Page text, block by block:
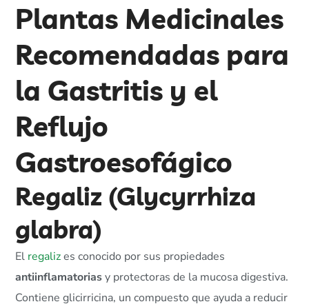
Plantas Medicinales
Recomendadas para
la Gastritis y el
Reflujo
Gastroesofágico
Regaliz (Glycyrrhiza
glabra)
El regalizes conocido por sus propiedades
antiinflamatoriasy protectoras de la mucosa digestiva.
Contiene glicirricina, un compuesto que ayuda a reducir